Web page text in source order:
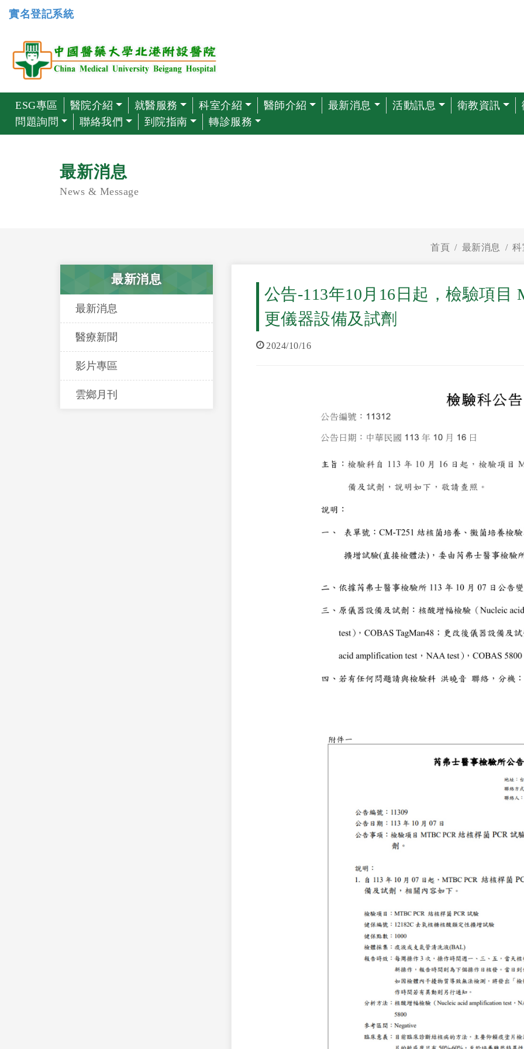
實名登記系統
ESG專區 醫院介紹 就醫服務 科室介紹 醫師介紹 最新消息 活動訊息 衛教資訊
問題詢問
聯絡我們 到院指南 轉診服務
最新消息
News & Message
首頁 最新消息 科
最新消息
最新消息
醫療新聞
影片專區
雲鄉月刊
公告-113年10月16日起，檢驗項目
更儀器設備及試劑
2024/10/16